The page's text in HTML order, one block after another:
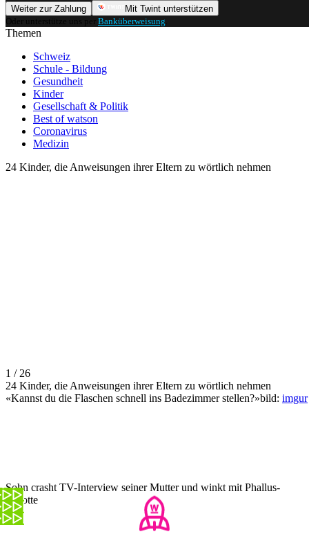
Weiter zur Zahlung
Mit Twint unterstützen
Oder unterstütze uns per Banküberweisung
Themen
Schweiz
Schule - Bildung
Gesundheit
Kinder
Gesellschaft & Politik
Best of watson
Coronavirus
Medizin
24 Kinder, die Anweisungen ihrer Eltern zu wörtlich nehmen
1 / 26
24 Kinder, die Anweisungen ihrer Eltern zu wörtlich nehmen
«Kannst du die Flaschen schnell ins Badezimmer stellen?»bild: imgur
Sohn crasht TV-Interview seiner Mutter und winkt mit Phallus-
Karotte